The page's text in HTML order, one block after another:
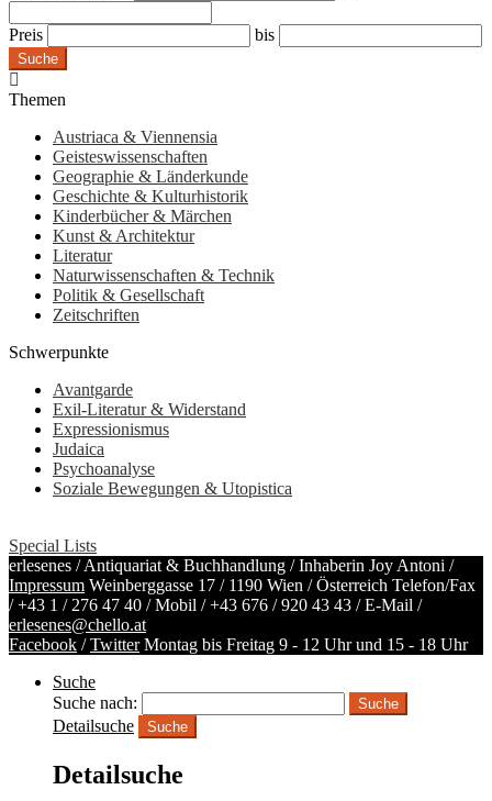
Preis bis
Suche
Themen
Austriaca & Viennensia
Geisteswissenschaften
Geographie & Länderkunde
Geschichte & Kulturhistorik
Kinderbücher & Märchen
Kunst & Architektur
Literatur
Naturwissenschaften & Technik
Politik & Gesellschaft
Zeitschriften
Schwerpunkte
Avantgarde
Exil-Literatur & Widerstand
Expressionismus
Judaica
Psychoanalyse
Soziale Bewegungen & Utopistica
Special Lists
erlesenes / Antiquariat & Buchhandlung / Inhaberin Joy Antoni /
Impressum Weinberggasse 17 / 1190 Wien / Österreich Telefon/Fax
/+43 1 / 276 47 40 / Mobil /+43 676 / 920 43 43 / E-Mail /
erlesenes@chello.at
Facebook /Twitter Montag bis Freitag 9 - 12 Uhr und 15 - 18 Uhr
Suche
Suche nach:
Detailsuche
Suche
Detailsuche